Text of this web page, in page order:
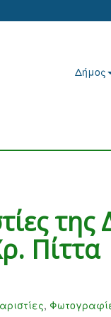
Δήμος
Πίττα
,